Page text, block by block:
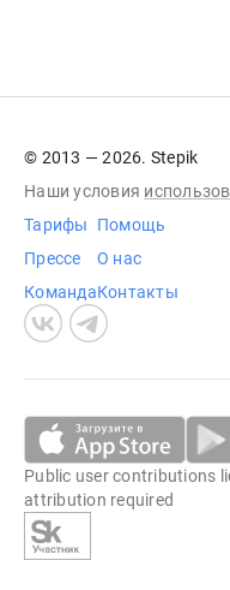
© 2013 — 2026. Stepik
Наши условия
Тарифы
Прессе
Команда
Помощь
О нас
Контакты
Public user contributions
attribution required